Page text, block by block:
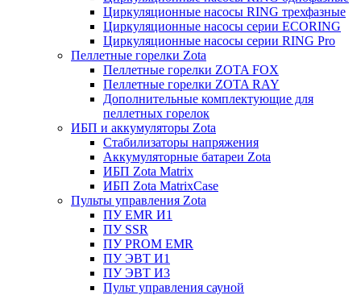
Циркуляционные насосы RING трехфазные
Циркуляционные насосы серии ECORING
Циркуляционные насосы серии RING Pro
Пеллетные горелки Zota
Пеллетные горелки ZOTA FOX
Пеллетные горелки ZOTA RAY
Дополнительные комплектующие для
пеллетных горелок
ИБП и аккумуляторы Zota
Стабилизаторы напряжения
Аккумуляторные батареи Zota
ИБП Zota Matrix
ИБП Zota MatrixCase
Пульты управления Zota
ПУ EMR И1
ПУ SSR
ПУ PROM EMR
ПУ ЭВТ И1
ПУ ЭВТ И3
Пульт управления сауной